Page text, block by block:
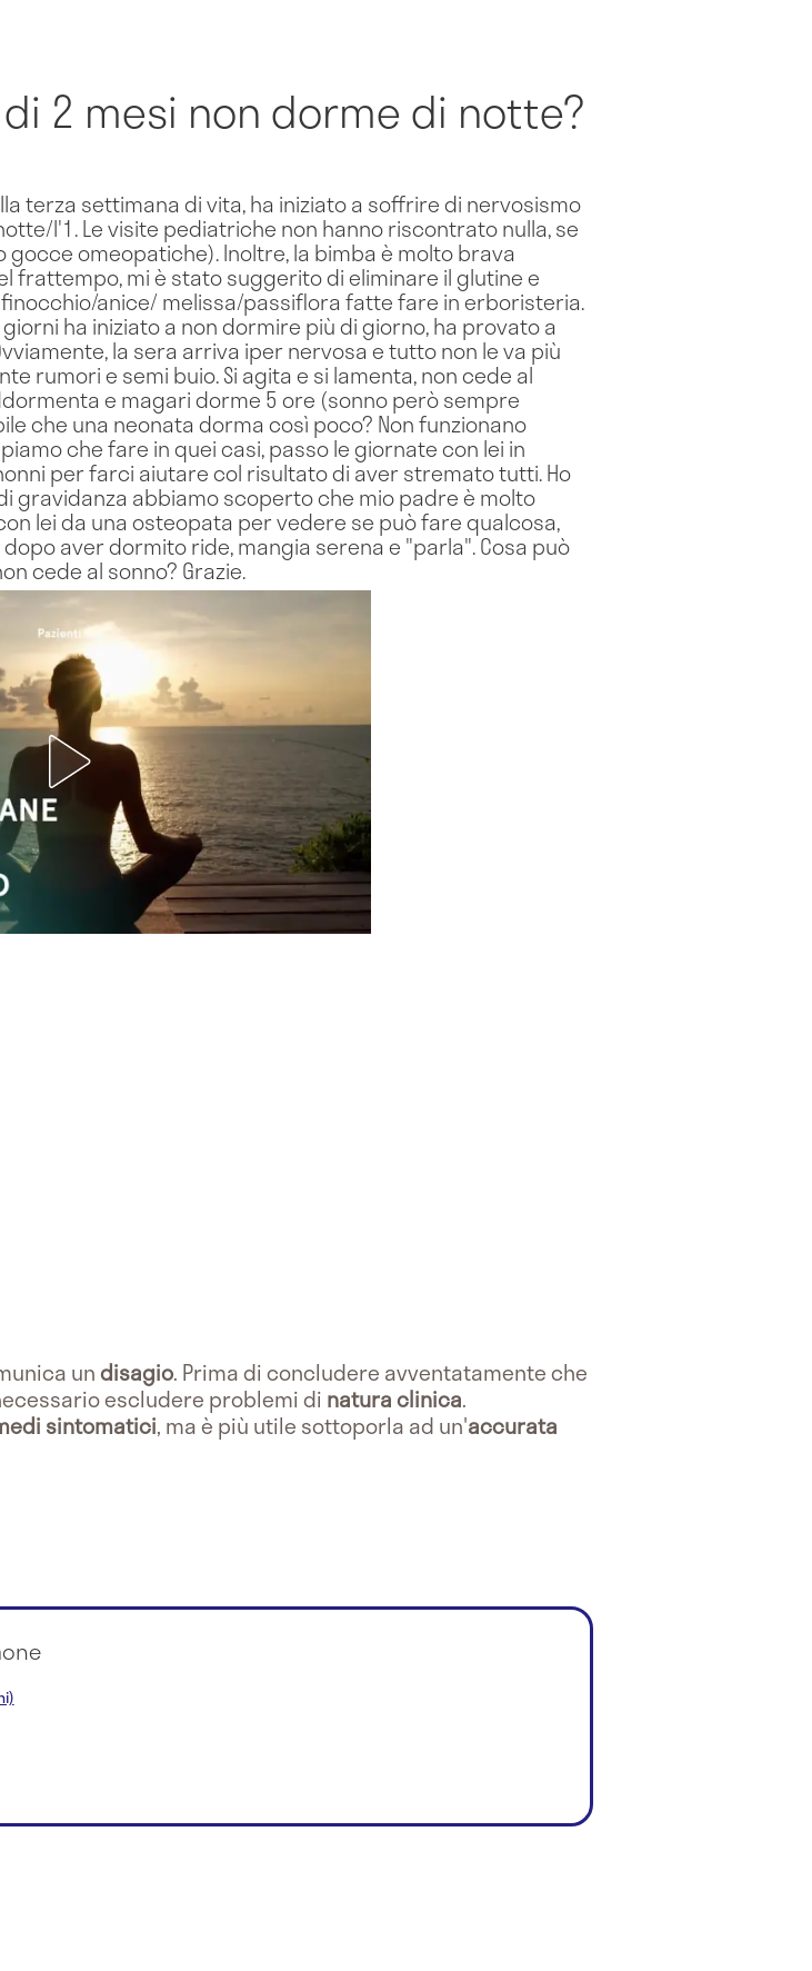
2 mesi non dorme di notte?
terza settimana di vita, ha iniziato a soffrire di nervosismo
l'1. Le visite pediatriche non hanno riscontrato nulla, se
omeopatiche). Inoltre, la bimba è molto brava
frattempo, mi è stato suggerito di eliminare il glutine e
anice/ melissa/passiflora fatte fare in erboristeria.
ha iniziato a non dormire più di giorno, ha provato a
la sera arriva iper nervosa e tutto non le va più
rumori e semi buio. Si agita e si lamenta, non cede al
e magari dorme 5 ore (sonno però sempre
che una neonata dorma così poco? Non funzionano
che fare in quei casi, passo le giornate con lei in
per farci aiutare col risultato di aver stremato tutti. Ho
gravidanza abbiamo scoperto che mio padre è molto
lei da una osteopata per vedere se può fare qualcosa,
aver dormito ride, mangia serena e "parla". Cosa può
cede al sonno? Grazie.
undisagio. Prima di concludere avventatamente che
escludere problemi di natura clinica.
sintomatici, ma è più utile sottoporla ad un'accurata